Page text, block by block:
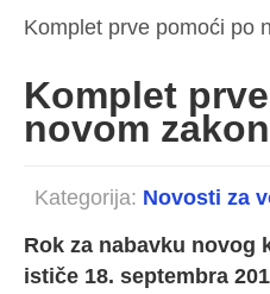
Komplet prve pomoći po
Komplet
novom
Kategorija: Novosti za
Rok za nabavku novog
ističe 18. septembra